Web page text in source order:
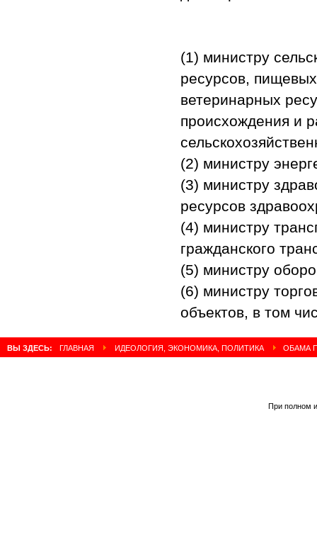
(1) министру
ресурсов,
ветеринарных
происхождения и
(2) министру
(3) министру
ресурсов
(4) министру
гражданского
(5) министру
(6) министру
объектов, в том
ВЫ ЗДЕСЬ: ГЛАВНАЯ ИДЕОЛОГИЯ, ЭКОНОМИКА, ПОЛИТИКА ОБАМА
При полном